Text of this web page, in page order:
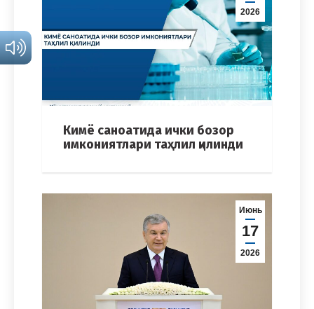
2026
Кимё саноатида ички бозор
имкониятлари таҳлил қилинди
Июнь
17
2026